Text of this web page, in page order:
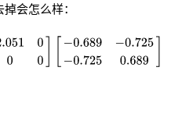
会怎么样：